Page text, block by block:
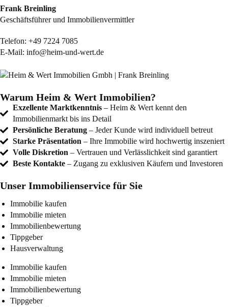
Frank Breinling
Geschäftsführer und Immobilienvermittler
Telefon: +49 7224 7085
E-Mail: info@heim-und-wert.de
Warum Heim & Wert Immobilien?
Exzellente Marktkenntnis – Heim & Wert kennt den
Immobilienmarkt bis ins Detail
Persönliche Beratung – Jeder Kunde wird individuell betreut
Starke Präsentation – Ihre Immobilie wird hochwertig inszeniert
Volle Diskretion – Vertrauen und Verlässlichkeit sind garantiert
Beste Kontakte – Zugang zu exklusiven Käufern und Investoren
Unser Immobilienservice für Sie
Immobilie kaufen
Immobilie mieten
Immobilienbewertung
Tippgeber
Hausverwaltung
Immobilie kaufen
Immobilie mieten
Immobilienbewertung
Tippgeber